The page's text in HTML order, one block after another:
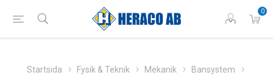
0
Startsida Fysik & Teknik Mekanik
Bansystem